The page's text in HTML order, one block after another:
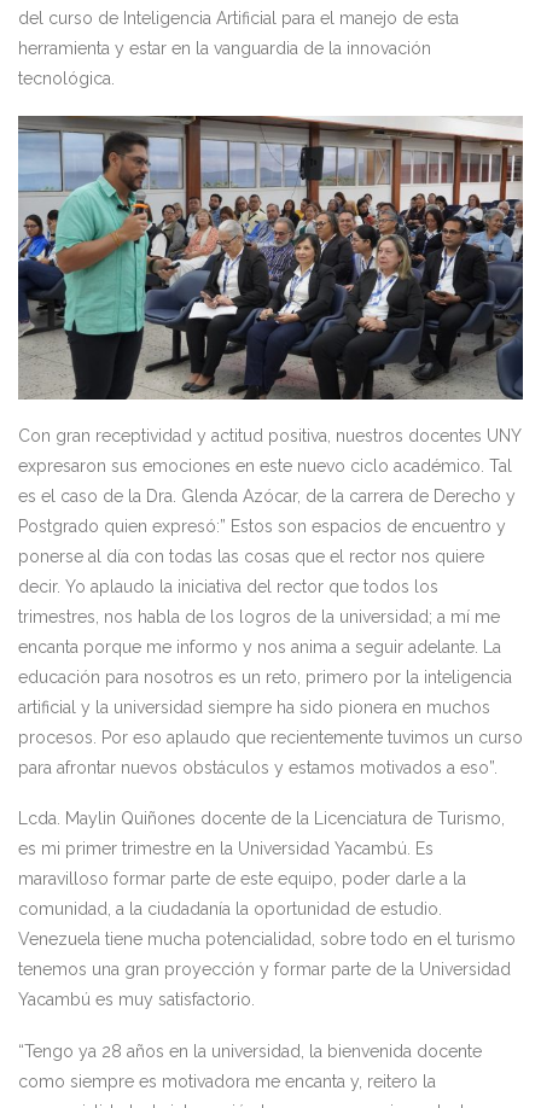
del curso de Inteligencia Artificial para el manejo de esta
herramienta y estar en la vanguardia de la innovación
tecnológica.
Con gran receptividad y actitud positiva, nuestros docentes UNY
expresaron sus emociones en este nuevo ciclo académico. Tal
es el caso de la Dra. Glenda Azócar, de la carrera de Derecho y
Postgrado quien expresó:” Estos son espacios de encuentro y
ponerse al día con todas las cosas que el rector nos quiere
decir. Yo aplaudo la iniciativa del rector que todos los
trimestres, nos habla de los logros de la universidad; a mí me
encanta porque me informo y nos anima a seguir adelante. La
educación para nosotros es un reto, primero por la inteligencia
artificial y la universidad siempre ha sido pionera en muchos
procesos. Por eso aplaudo que recientemente tuvimos un curso
para afrontar nuevos obstáculos y estamos motivados a eso”.
Lcda. Maylin Quiñones docente de la Licenciatura de Turismo,
es mi primer trimestre en la Universidad Yacambú. Es
maravilloso formar parte de este equipo, poder darle a la
comunidad, a la ciudadanía la oportunidad de estudio.
Venezuela tiene mucha potencialidad, sobre todo en el turismo
tenemos una gran proyección y formar parte de la Universidad
Yacambú es muy satisfactorio.
“Tengo ya 28 años en la universidad, la bienvenida docente
como siempre es motivadora me encanta y, reitero la